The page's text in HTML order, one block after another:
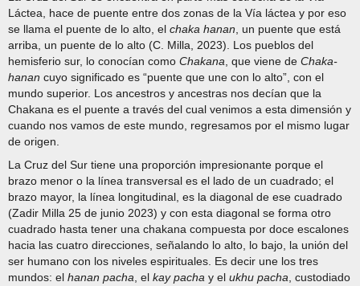
Láctea, hace de puente entre dos zonas de la Vía láctea y por eso
se llama el puente de lo alto, el chaka hanan , un puente que está
arriba, un puente de lo alto (C. Milla, 2023). Los pueblos del
hemisferio sur, lo conocían como Chakana , que viene de Chaka-
hanan cuyo significado es “puente que une con lo alto”, con el
mundo superior. Los ancestros y ancestras nos decían que la
Chakana es el puente a través del cual venimos a esta dimensión y
cuando nos vamos de este mundo, regresamos por el mismo lugar
de origen.
La Cruz del Sur tiene una proporción impresionante porque el
brazo menor o la línea transversal es el lado de un cuadrado; el
brazo mayor, la línea longitudinal, es la diagonal de ese cuadrado
(Zadir Milla 25 de junio 2023) y con esta diagonal se forma otro
cuadrado hasta tener una chakana compuesta por doce escalones
hacia las cuatro direcciones, señalando lo alto, lo bajo, la unión del
ser humano con los niveles espirituales. Es decir une los tres
mundos: el hanan pacha, el kay pacha y el ukhu pacha, custodiado